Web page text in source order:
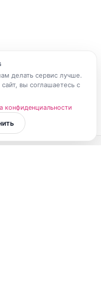
делать сервис лучше.
вы соглашаетесь с
конфиденциальности